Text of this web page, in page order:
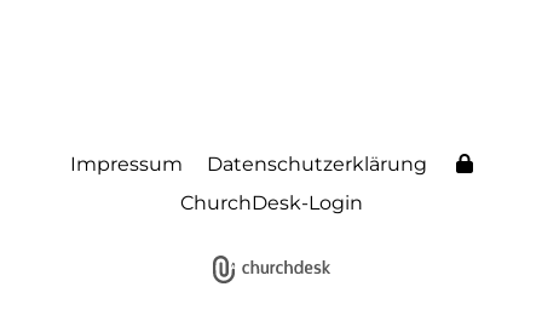
Impressum
Datenschutzerklärung
ChurchDesk-Login